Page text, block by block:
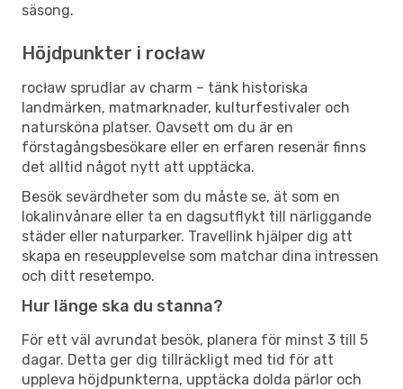
säsong.
Höjdpunkter i rocław
rocław sprudlar av charm – tänk historiska
landmärken, matmarknader, kulturfestivaler och
natursköna platser. Oavsett om du är en
förstagångsbesökare eller en erfaren resenär finns
det alltid något nytt att upptäcka.
Besök sevärdheter som du måste se, ät som en
lokalinvånare eller ta en dagsutflykt till närliggande
städer eller naturparker. Travellink hjälper dig att
skapa en reseupplevelse som matchar dina intressen
och ditt resetempo.
Hur länge ska du stanna?
För ett väl avrundat besök, planera för minst 3 till 5
dagar. Detta ger dig tillräckligt med tid för att
uppleva höjdpunkterna, upptäcka dolda pärlor och